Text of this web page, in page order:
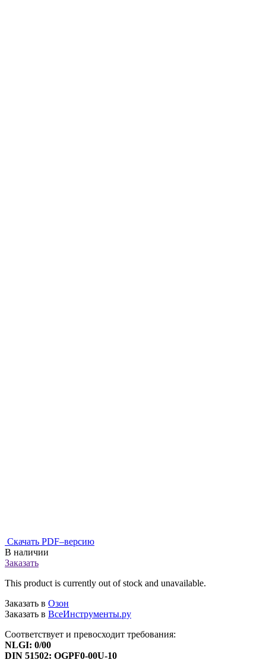
Скачать PDF–версию
В наличии
Заказать
This product is currently out of stock and unavailable.
Заказать в Озон
Заказать в ВсеИнструменты.ру
Соответствует и превосходит требования:
NLGI: 0/00
DIN 51502: OGPF0-00U-10